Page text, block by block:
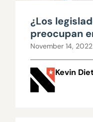
¿Los
preocupan
educación?
November 14, 2022
Kevin